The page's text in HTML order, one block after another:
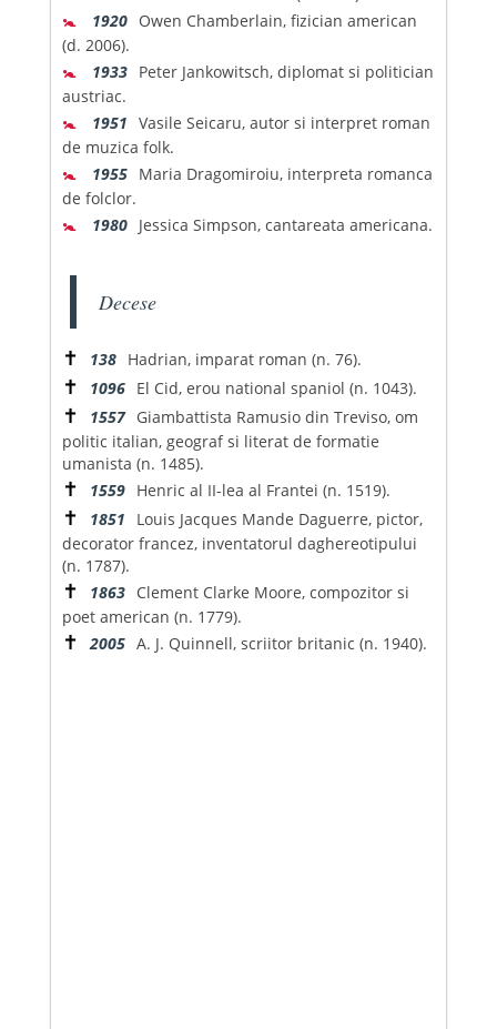
🚼 1920 Owen Chamberlain, fizician american
(d. 2006).
🚼 1933 Peter Jankowitsch, diplomat si politician
austriac.
🚼 1951 Vasile Seicaru, autor si interpret roman
de muzica folk.
🚼 1955 Maria Dragomiroiu, interpreta romanca
de folclor.
🚼 1980 Jessica Simpson, cantareata americana.
Decese
✝ 138 Hadrian, imparat roman (n. 76).
✝ 1096 El Cid, erou national spaniol (n. 1043).
✝ 1557 Giambattista Ramusio din Treviso, om
politic italian, geograf si literat de formatie
umanista (n. 1485).
✝ 1559 Henric al II-lea al Frantei (n. 1519).
✝ 1851
Louis Jacques Mande Daguerre, pictor,
decorator francez, inventatorul daghereotipului
(n. 1787).
✝ 1863 Clement Clarke Moore, compozitor si
poet american (n. 1779).
✝ 2005 A. J. Quinnell, scriitor britanic (n. 1940).